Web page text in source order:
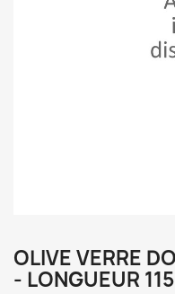
OLIVE VERRE
- LONGUEUR